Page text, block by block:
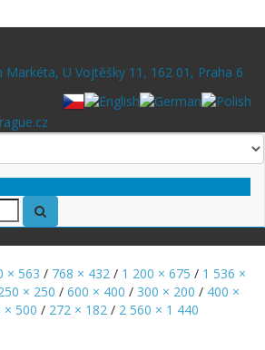
Markéta, U Vojtěšky 11, 162 01, Praha 6
× 563 / 768 × 432 / 1 200 × 675 / 1 536 ×
× 250 / 600 × 400 / 300 × 200 / 400 ×
× 500 / 272 × 182 / 2 560 × 1 440